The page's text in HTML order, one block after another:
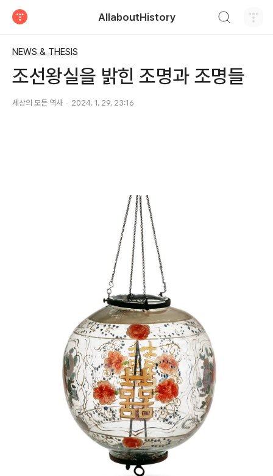
AllaboutHistory
NEWS & THESIS
조선왕실을 밝힌 조명과 조명들
세상의 모든 역사 2024. 1. 29. 23:16